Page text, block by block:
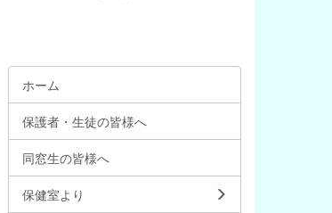
ホーム
保護者・生徒の皆様へ
同窓生の皆様へ
保健室より